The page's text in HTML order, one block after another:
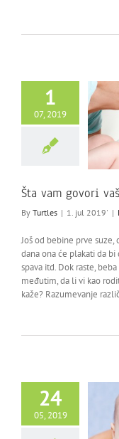
1
07, 2019
Šta vam govori
By Turtles | 1. jul 2019' |
Još od bebine prve suze,
dana ona će plakati da bi
spava itd. Dok raste,
međutim, da li vi kao
kaže? Razumevanje
24
05, 2019